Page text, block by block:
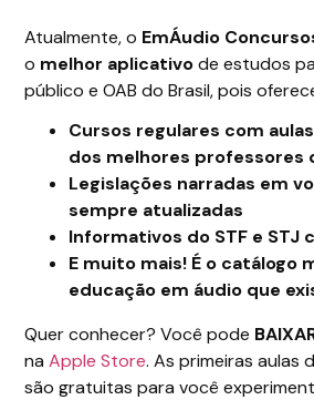
Atualmente, o EmÁudio
o melhor aplicativode estudos
público e OAB do Brasil, pois
Cursos regulares com
dos melhores professores
Legislações narradas em
sempre atualizadas
Informativos do STF e STJ
E muito mais! É o catálogo
educação em áudio que
Quer conhecer? Você pode
naApple Store. As primeiras aulas
são gratuitas para você